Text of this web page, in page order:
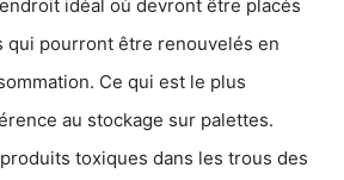
idéal où devront être placés
qui pourront être renouvelés en
Ce qui est le plus
au stockage sur palettes.
toxiques dans les trous des